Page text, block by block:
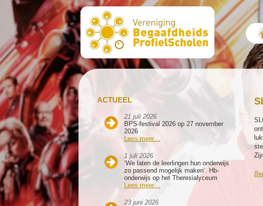
ACTUEEL
21 juli 2026
BPS-festival 2026 op 27 november
2026
Lees meer…
1 juli 2026
‘We laten de leerlingen hun onderwijs
zo passend mogelijk maken’. Hb-
onderwijs op het Theresialyceum
Lees meer…
23 juni 2026